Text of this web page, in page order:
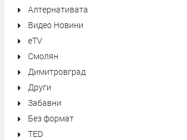
Алтернативата
Видео Новини
eTV
Смолян
Димитровград
Други
Забавни
Без формат
TED